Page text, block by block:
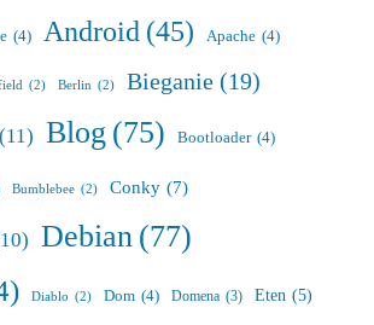
(4) Android (45) Apache (4)
(2) Berlin (2) Bieganie (19)
(11) Blog(75) Bootloader (4)
Bumblebee (2) Conky (7)
Debian(77)
Diablo (2) Dom (4) Domena (3) Eten (5)